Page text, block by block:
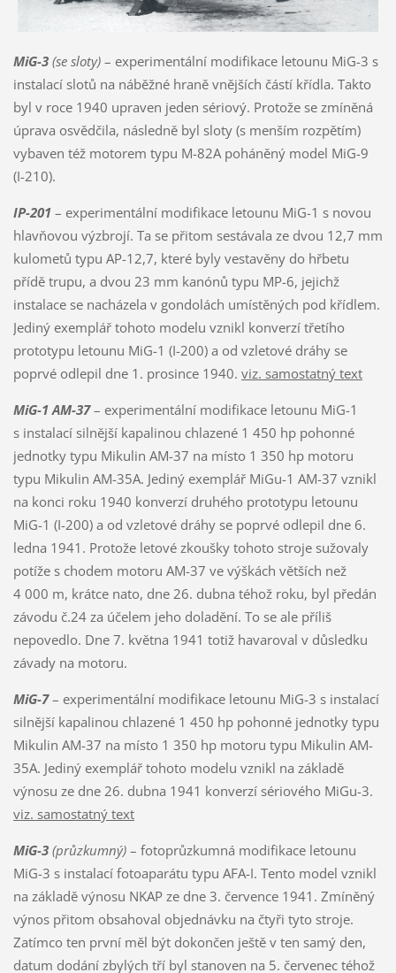
MiG-3 (se sloty)– experimentální modifikace letounu MiG-3 s
instalací slotů na náběžné hraně vnějších částí křídla. Takto
byl v roce 1940 upraven jeden sériový. Protože se zmíněná
úprava osvědčila, následně byl sloty (s menším rozpětím)
vybaven též motorem typu M-82A poháněný model MiG-9
(I-210).
IP-201– experimentální modifikace letounu MiG-1 s novou
hlavňovou výzbrojí. Ta se přitom sestávala ze dvou 12,7 mm
kulometů typu AP-12,7, které byly vestavěny do hřbetu
přídě trupu, a dvou 23 mm kanónů typu MP-6, jejichž
instalace se nacházela v gondolách umístěných pod křídlem.
Jediný exemplář tohoto modelu vznikl konverzí třetího
prototypu letounu MiG-1 (I-200) a od vzletové dráhy se
poprvé odlepil dne 1. prosince 1940. viz. samostatný text
MiG-1 AM-37– experimentální modifikace letounu MiG-1
s instalací silnější kapalinou chlazené 1 450 hp pohonné
jednotky typu Mikulin AM-37 na místo 1 350 hp motoru
typu Mikulin AM-35A. Jediný exemplář MiGu-1 AM-37 vznikl
na konci roku 1940 konverzí druhého prototypu letounu
MiG-1 (I-200) a od vzletové dráhy se poprvé odlepil dne 6.
ledna 1941. Protože letové zkoušky tohoto stroje sužovaly
potíže s chodem motoru AM-37 ve výškách větších než
4 000 m, krátce nato, dne 26. dubna téhož roku, byl předán
závodu č.24 za účelem jeho doladění. To se ale příliš
nepovedlo. Dne 7. května 1941 totiž havaroval v důsledku
závady na motoru.
MiG-7– experimentální modifikace letounu MiG-3 s instalací
silnější kapalinou chlazené 1 450 hp pohonné jednotky typu
Mikulin AM-37 na místo 1 350 hp motoru typu Mikulin AM-
35A. Jediný exemplář tohoto modelu vznikl na základě
výnosu ze dne 26. dubna 1941 konverzí sériového MiGu-3.
viz. samostatný text
MiG-3 (průzkumný) – fotoprůzkumná modifikace letounu
MiG-3 s instalací fotoaparátu typu AFA-I. Tento model vznikl
na základě výnosu NKAP ze dne 3. července 1941. Zmíněný
výnos přitom obsahoval objednávku na čtyři tyto stroje.
Zatímco ten první měl být dokončen ještě v ten samý den,
datum dodání zbylých tří byl stanoven na 5. červenec téhož